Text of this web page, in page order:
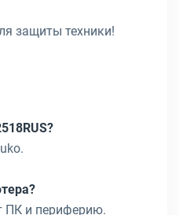
защиты техники!
ПК и периферию.